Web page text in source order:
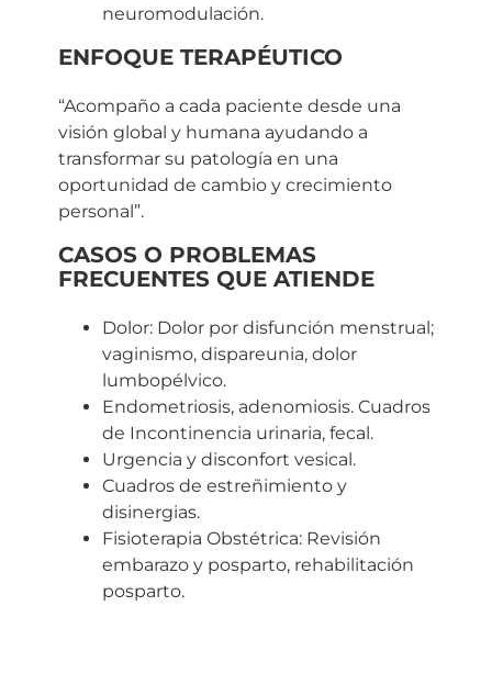
neuromodulación.
ENFOQUE TERAPÉUTICO
“Acompaño a cada paciente desde una
visión global y humana ayudando a
transformar su patología en una
oportunidad de cambio y crecimiento
personal”.
CASOS O PROBLEMAS
FRECUENTES QUE ATIENDE
Dolor: Dolor por disfunción menstrual;
vaginismo, dispareunia, dolor
lumbopélvico.
Endometriosis, adenomiosis. Cuadros
de Incontinencia urinaria, fecal.
Urgencia y disconfort vesical.
Cuadros de estreñimiento y
disinergias.
Fisioterapia Obstétrica: Revisión
embarazo y posparto, rehabilitación
posparto.